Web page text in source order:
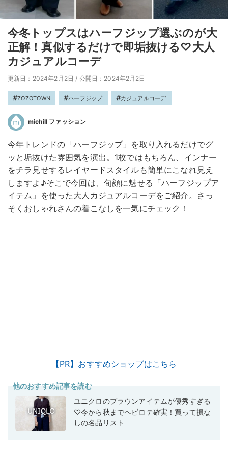
今冬トップスはハーフジップ選ぶのが大
正解！真似するだけで即垢抜ける♡大人
カジュアルコーデ
更新日：2024年2月2日 / 公開日：2024年2月2日
ZOZOTOWN ハーフジップ カジュアルコーデ
michill ファッション
今年トレンドの「ハーフジップ」を取り入れるだけでグ
ッと垢抜けた雰囲気を演出。1枚ではもちろん、インナー
をチラ見せするレイヤードスタイルも簡単にこなれ見え
しますよ♪そこで今回は、旬顔に魅せる「ハーフジップア
イテム」を使った大人カジュアルコーデをご紹介。さっ
そくおしゃれさんの着こなしを一気にチェック！
【PR】おすすめショップはこちら
他のおすすめ記事を読む
ユニクロのブラウンアイテムが優秀すぎる
♡今から秋までヘビロテ確実！買って損な
しの名品リスト